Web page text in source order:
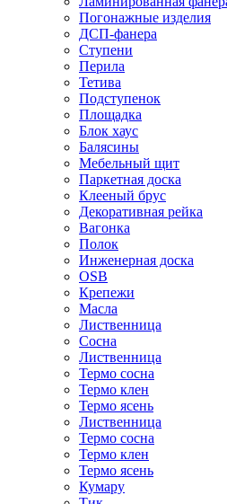
Погонажные изделия
ДСП-фанера
Ступени
Перила
Тетива
Подступенок
Площадка
Блок хаус
Балясины
Мебельный щит
Паркетная доска
Клееный брус
Декоративная рейка
Вагонка
Полок
Инженерная доска
OSB
Крепежи
Масла
Лиственница
Сосна
Лиственница
Термо сосна
Термо клен
Термо ясень
Лиственница
Термо сосна
Термо клен
Термо ясень
Кумару